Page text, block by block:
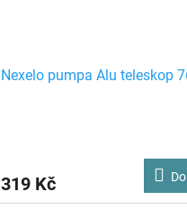
Nexelo pumpa Alu teleskop
319 Kč